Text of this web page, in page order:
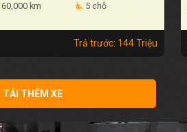
60,000 km airline_seat_recline_extra 5 chỗ
Trả trước: 144 Triệu
TẢI THÊM XE